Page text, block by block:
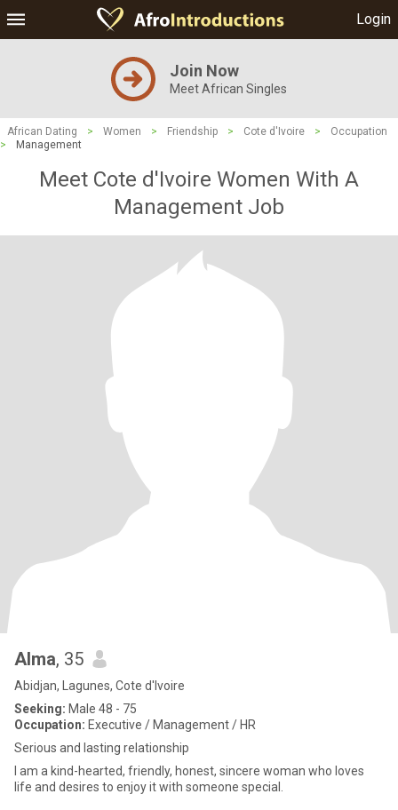
Login
Join Now
Meet African Singles
African Dating > Women > Friendship > Cote d'Ivoire >
Occupation
>
Management
Meet Cote d'Ivoire Women With A
Management Job
Alma, 35
Abidjan, Lagunes, Cote d'Ivoire
Seeking: Male 48 - 75
Occupation: Executive / Management / HR
Serious and lasting relationship
I am a kind-hearted, friendly, honest, sincere woman who loves
life and desires to enjoy it with someone special.